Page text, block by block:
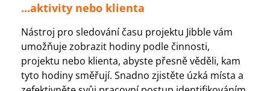
...aktivity nebo klienta
Nástroj pro sledování času projektu Jibble vám
umožňuje zobrazit hodiny podle činnosti,
projektu nebo klienta, abyste přesně věděli, kam
tyto hodiny směřují. Snadno zjistěte úzká místa a